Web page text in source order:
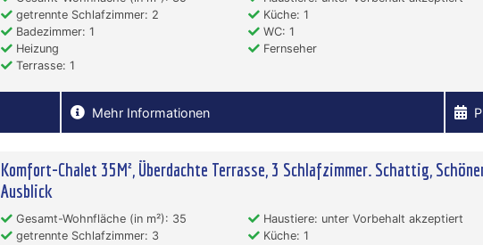
getrennte Schlafzimmer: 2
Küche: 1
Badezimmer: 1
WC: 1
Heizung
Fernseher
Terrasse: 1
Mehr Informationen
Komfort-Chalet 35M², Überdachte Terrasse, 3 Schlafzimmer. Schattig,
Ausblick
Gesamt-Wohnfläche (in m²): 35
Haustiere: unter Vorbehalt akzeptiert
getrennte Schlafzimmer: 3
Küche: 1